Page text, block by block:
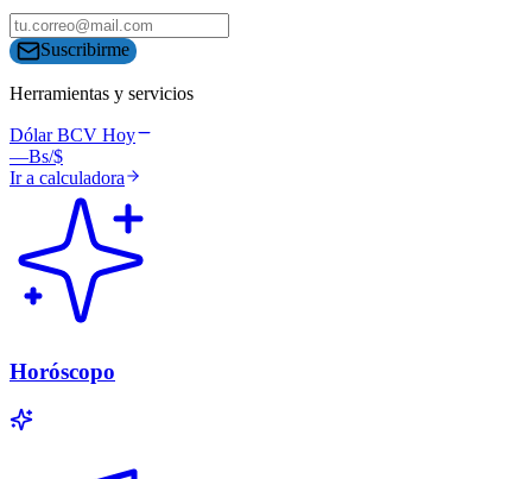
Suscribirme
Herramientas y servicios
Dólar BCV Hoy
—Bs/$
Ir a calculadora
Horóscopo